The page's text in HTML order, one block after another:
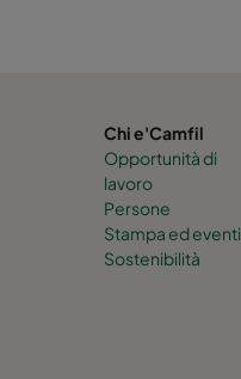
Chi e'Camfil
Opportunità di
lavoro
Persone
Stampa ed eventi
Sostenibilità